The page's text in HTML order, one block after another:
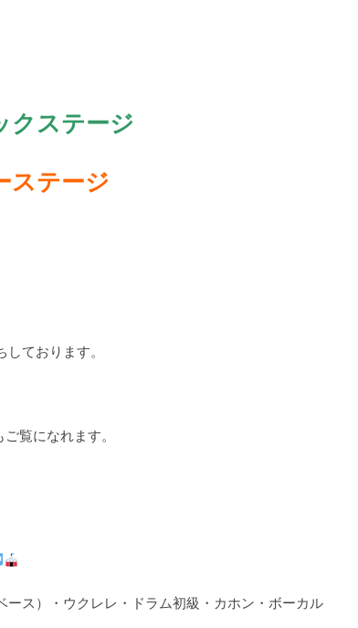
クステージ
ステージ
ております。
覧になれます。
ス）・ウクレレ・ドラム初級・カホン・ボーカル